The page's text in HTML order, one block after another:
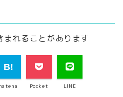
れることがあります
hatena Pocket LINE